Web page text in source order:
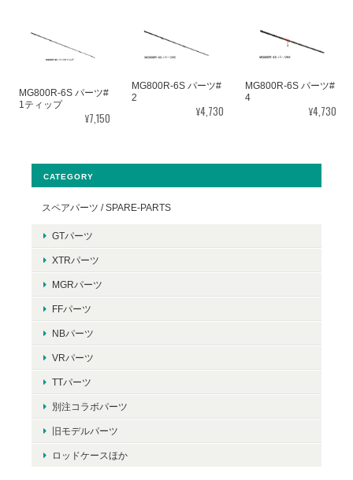
MG800R-6S パーツ#
1ティップ
¥7,150
MG800R-6S パーツ#
2
¥4,730
MG800R-6S パーツ#
4
¥4,730
CATEGORY
スペアパーツ / SPARE-PARTS
GTパーツ
XTRパーツ
MGRパーツ
FFパーツ
NBパーツ
VRパーツ
TTパーツ
別注コラボパーツ
旧モデルパーツ
ロッドケースほか